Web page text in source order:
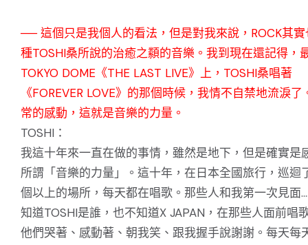
── 這個只是我個人的看法，但是對我來說，ROCK其
種TOSHI桑所說的治癒之纇的音樂。我到現在還記得，
TOKYO DOME《THE LAST LIVE》上，TOSHI桑唱著
《FOREVER LOVE》的那個時候，我情不自禁地流淚了
常的感動，這就是音樂的力量。
TOSHI：
我這十年來一直在做的事情，雖然是地下，但是確實是
所謂「音樂的力量」。這十年，在日本全國旅行，巡
個以上的場所，每天都在唱歌。那些人和我第一次見面
知道TOSHI是誰，也不知道X JAPAN，在那些人面前唱
他們哭著、感動著、朝我笑、跟我握手說謝謝。每天每